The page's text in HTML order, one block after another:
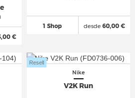
€
1 Shop desde60,00 €
Nike
V2K Run
Resell